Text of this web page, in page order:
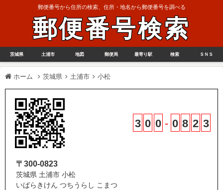
郵便番号から住所の検索、住所・地名から郵便番号を調べる
郵便番号検索
茨城県 土浦市 地図 郵便局 最寄り駅 検索 ＳＮＳ
ホーム 茨城県 土浦市 小松
3 0 0 - 0 8 2 3
〒300-0823
茨城県 土浦市 小松
いばらきけん つちうらし こまつ